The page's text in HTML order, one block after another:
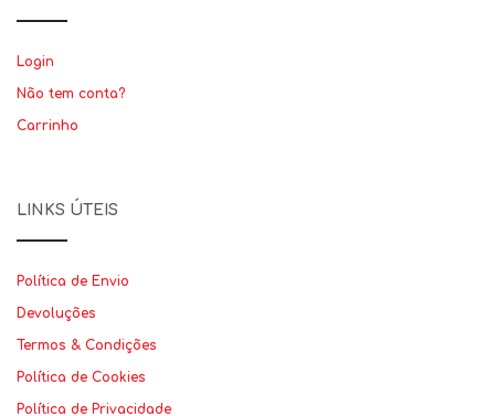
Login
Não tem conta?
Carrinho
LINKS ÚTEIS
Política de Envio
Devoluções
Termos & Condições
Política de Cookies
Política de Privacidade